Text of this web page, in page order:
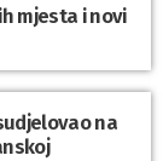
mjesta i novi
na